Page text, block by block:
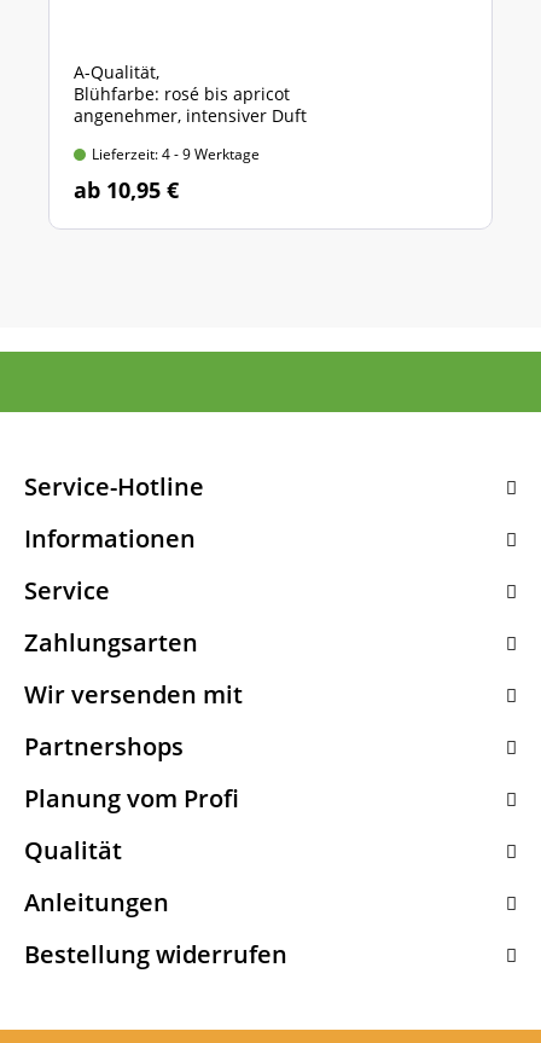
A-Qualität,
Blühfarbe: rosé bis apricot
angenehmer, intensiver Duft
Lieferzeit: 4 - 9 Werktage
ab 10,95 €
Service-Hotline
Informationen
Service
Zahlungsarten
Wir versenden mit
Partnershops
Planung vom Profi
Qualität
Anleitungen
Bestellung widerrufen